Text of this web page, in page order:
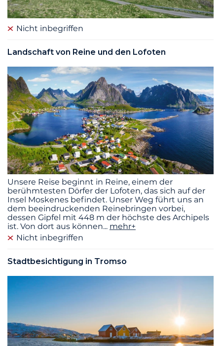
Nicht inbegriffen
Landschaft von Reine und den Lofoten
Unsere Reise beginnt in Reine, einem der
berühmtesten Dörfer der Lofoten, das sich auf der
Insel Moskenes befindet. Unser Weg führt uns an
dem beeindruckenden Reinebringen vorbei,
dessen Gipfel mit 448 m der höchste des Archipels
ist. Von dort aus können... mehr+
Nicht inbegriffen
Stadtbesichtigung in Tromso